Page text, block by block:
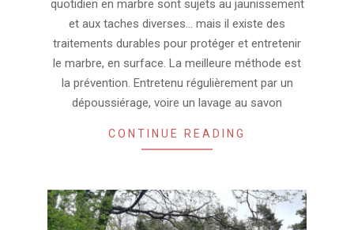
quotidien en marbre sont sujets au jaunissement
et aux taches diverses… mais il existe des
traitements durables pour protéger et entretenir
le marbre, en surface. La meilleure méthode est
la prévention. Entretenu régulièrement par un
dépoussiérage, voire un lavage au savon
CONTINUE READING